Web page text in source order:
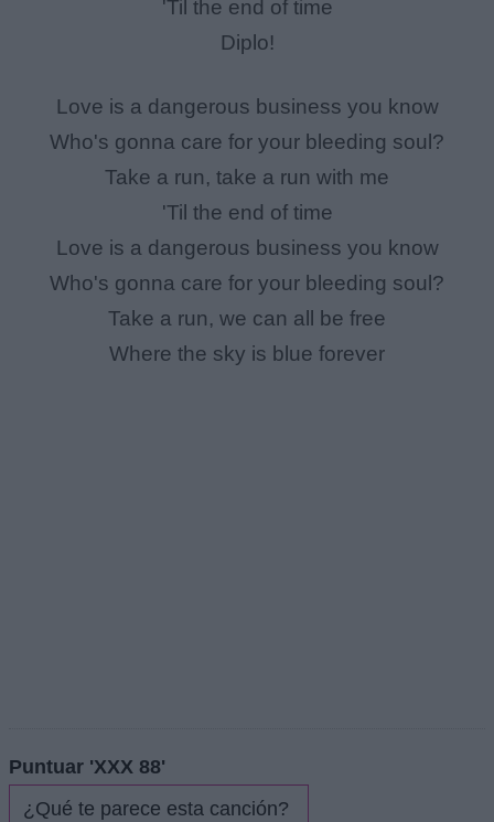
'Til the end of time
Diplo!
Love is a dangerous business you know
Who's gonna care for your bleeding soul?
Take a run, take a run with me
'Til the end of time
Love is a dangerous business you know
Who's gonna care for your bleeding soul?
Take a run, we can all be free
Where the sky is blue forever
Puntuar 'XXX 88'
¿Qué te parece esta canción?